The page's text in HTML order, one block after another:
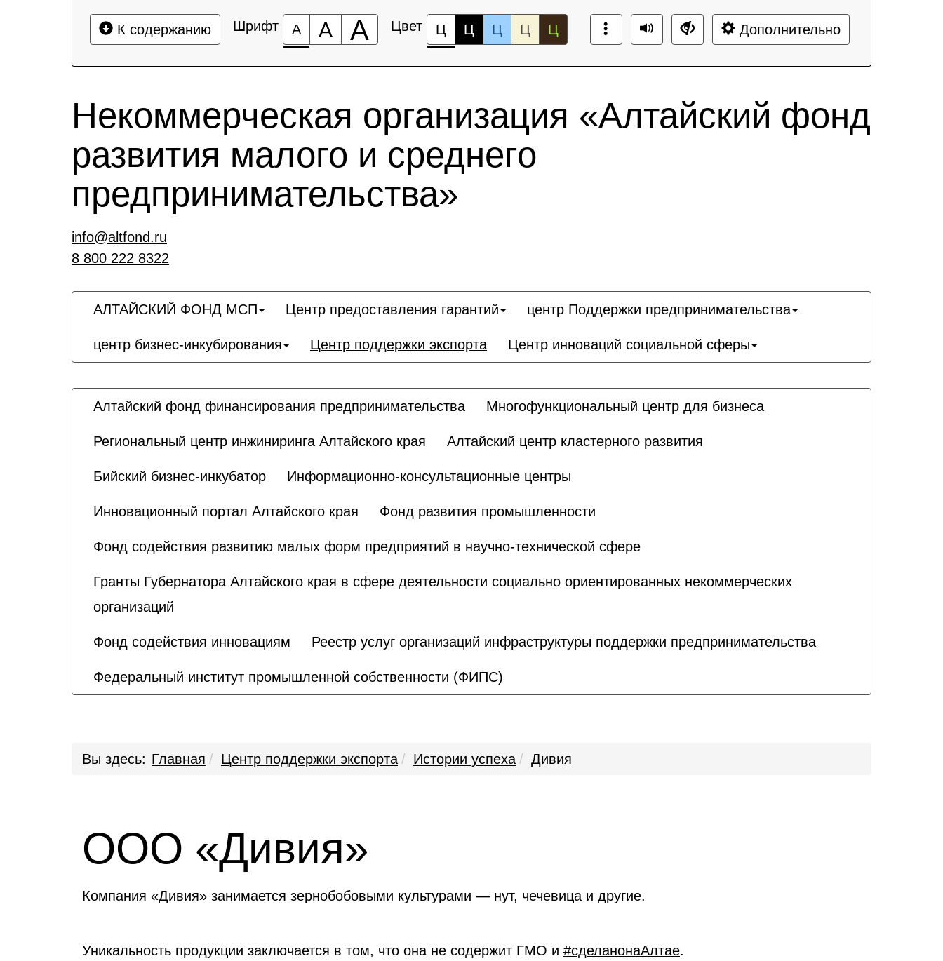
К содержанию Шрифт А А А Цвет Ц Ц Ц Ц Ц Дополнительно
Некоммерческая организация «Алтайский фонд
развития малого и среднего
предпринимательства»
info@altfond.ru
8 800 222 8322
АЛТАЙСКИЙ ФОНД МСП Центр предоставления гарантий центр Поддержки предпринимательства
центр бизнес-инкубирования Центр поддержки экспорта Центр инноваций социальной сферы
Алтайский фонд финансирования предпринимательства Многофункциональный центр для бизнеса
Региональный центр инжиниринга Алтайского края Алтайский центр кластерного развития
Бийский бизнес-инкубатор Информационно-консультационные центры
Инновационный портал Алтайского края Фонд развития промышленности
Фонд содействия развитию малых форм предприятий в научно-технической сфере
Гранты Губернатора Алтайского края в сфере деятельности социально ориентированных некоммерческих
организаций
Фонд содействия инновациям Реестр услуг организаций инфраструктуры поддержки предпринимательства
Федеральный институт промышленной собственности (ФИПС)
Вы здесь: Главная Центр поддержки экспорта Истории успеха Дивия
ООО «Дивия»
Компания «Дивия» занимается зернобобовыми культурами — нут, чечевица и другие.
Уникальность продукции заключается в том, что она не содержит ГМО и #сделанонаАлтае.